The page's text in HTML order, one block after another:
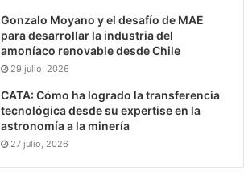
Gonzalo Moyano y el desafío de MAE
para desarrollar la industria del
amoníaco renovable desde Chile
29 julio, 2026
CATA: Cómo ha logrado la transferencia
tecnológica desde su expertise en la
astronomía a la minería
27 julio, 2026